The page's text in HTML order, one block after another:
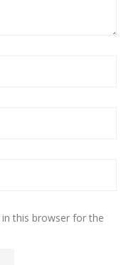
this browser for the